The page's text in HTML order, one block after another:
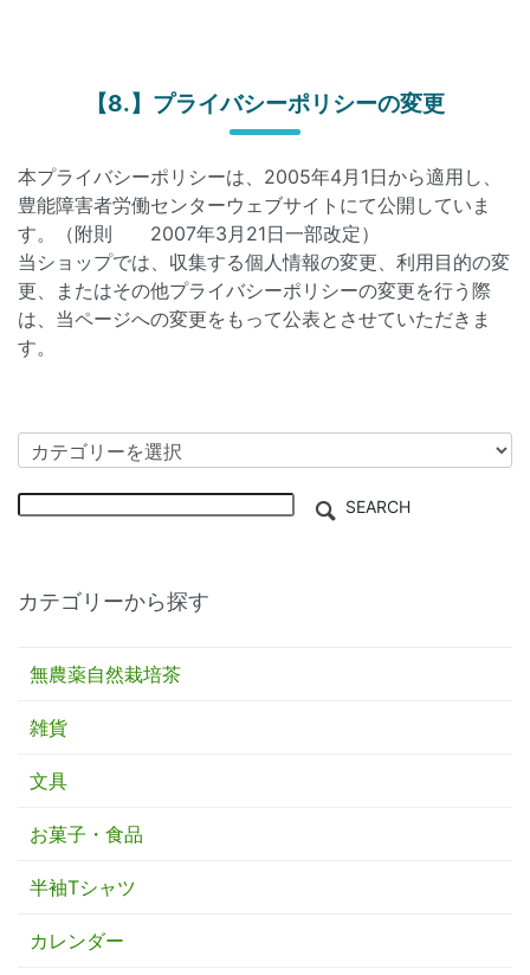
SEARCH
カテゴリーから探す
無農薬自然栽培茶
雑貨
文具
お菓子・食品
半袖Tシャツ
カレンダー
【8.】プライバシーポリシーの変更
本プライバシーポリシーは、2005年4月1日から適用し、
豊能障害者労働センターウェブサイトにて公開していま
す。（附則 2007年3月21日一部改定）
当ショップでは、収集する個人情報の変更、利用目的の変
更、またはその他プライバシーポリシーの変更を行う際
は、当ページへの変更をもって公表とさせていただきま
す。